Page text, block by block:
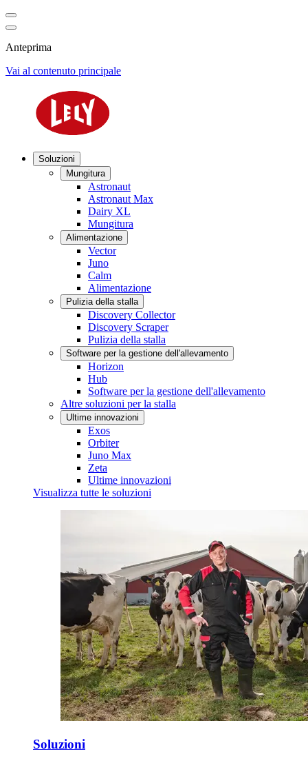
Anteprima
Vai al contenuto principale
Soluzioni
Mungitura
Astronaut
Astronaut Max
Dairy XL
Mungitura
Alimentazione
Vector
Juno
Calm
Alimentazione
Pulizia della stalla
Discovery Collector
Discovery Scraper
Pulizia della stalla
Software per la gestione dell'allevamento
Horizon
Hub
Software per la gestione dell'allevamento
Altre soluzioni per la stalla
Ultime innovazioni
Exos
Orbiter
Juno Max
Zeta
Ultime innovazioni
Visualizza tutte le soluzioni
Soluzioni